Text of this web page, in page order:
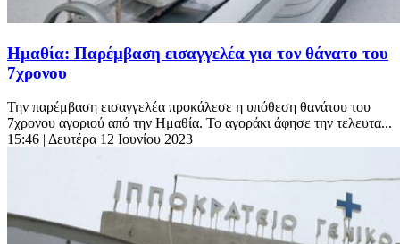
Ημαθία: Παρέμβαση εισαγγελέα για τον θάνατο του
7χρονου
Την παρέμβαση εισαγγελέα προκάλεσε η υπόθεση θανάτου του
7χρονου αγοριού από την Ημαθία. Το αγοράκι άφησε την τελευτα...
15:46 | Δευτέρα 12 Ιουνίου 2023